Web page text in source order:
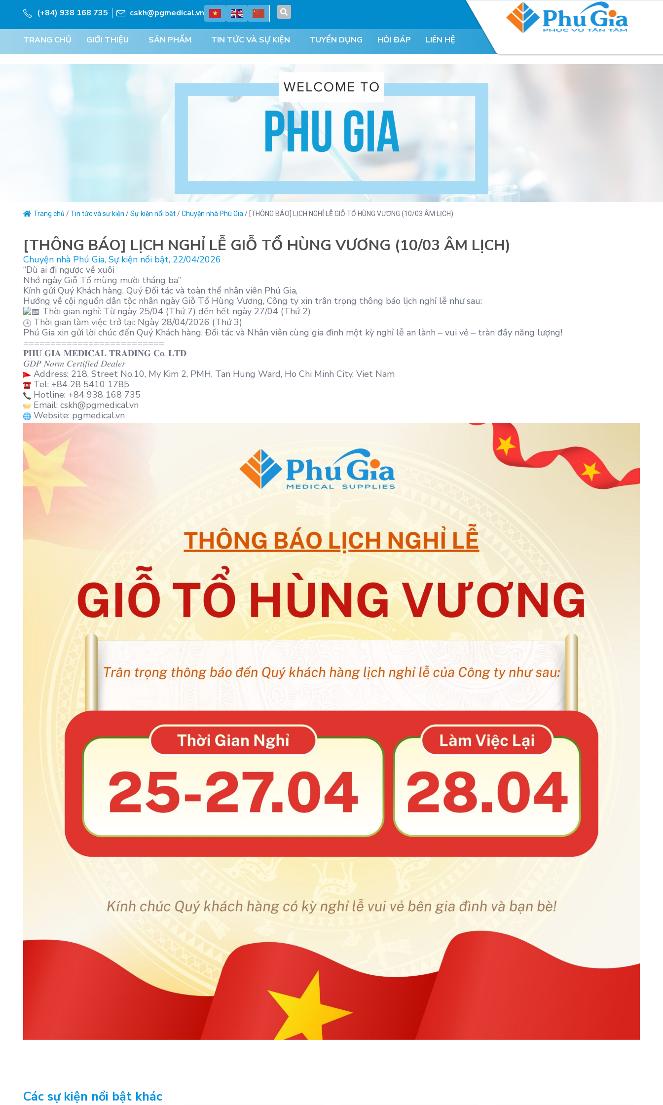
(+84) 938 168 735 cskh@pgmedical.vn
TRANG CHỦ GIỚI THIỆU SẢN PHẨM TIN TỨC VÀ SỰ KIỆN TUYỂN DỤNG HỎI ĐÁP LIÊN HỆ
Trang chủ /Tin tức và sự kiện /Sự kiện nổi bật /Chuyện nhà Phú Gia / [THÔNG BÁO] LỊCH NGHỈ LỄ GIỖ TỔ HÙNG VƯƠNG (10/03 ÂM LỊCH)
[THÔNG BÁO] LỊCH NGHỈ LỄ GIỖ TỔ HÙNG VƯƠNG (10/03 ÂM LỊCH)
Chuyện nhà Phú Gia, Sự kiện nổi bật, 22/04/2026
“Dù ai đi ngược về xuôi
Nhớ ngày Giỗ Tổ mùng mười tháng ba”
Kính gửi Quý Khách hàng, Quý Đối tác và toàn thể nhân viên Phú Gia,
Hướng về cội nguồn dân tộc nhân ngày Giỗ Tổ Hùng Vương, Công ty xin trân trọng thông báo lịch nghỉ lễ như sau:
Thời gian nghỉ: Từ ngày 25/04 (Thứ 7) đến hết ngày 27/04 (Thứ 2)
Thời gian làm việc trở lại: Ngày 28/04/2026 (Thứ 3)
Phú Gia xin gửi lời chúc đến Quý Khách hàng, Đối tác và Nhân viên cùng gia đình một kỳ nghỉ lễ an lành – vui vẻ – tràn đầy năng lượng!
==========================
𝐏𝐇𝐔 𝐆𝐈𝐀 𝐌𝐄𝐃𝐈𝐂𝐀𝐋 𝐓𝐑𝐀𝐃𝐈𝐍𝐆 𝐂𝐨. 𝐋𝐓𝐃
𝐺𝐷𝑃 𝑁𝑜𝑟𝑚 𝐶𝑒𝑟𝑡𝑖𝑓𝑖𝑒𝑑 𝐷𝑒𝑎𝑙𝑒𝑟
Address: 218, Street No.10, My Kim 2, PMH, Tan Hung Ward, Ho Chi Minh City, Viet Nam
Tel: +84 28 5410 1785
Hotline: +84 938 168 735
Email: cskh@pgmedical.vn
Website: pgmedical.vn
Các sự kiện nổi bật khác